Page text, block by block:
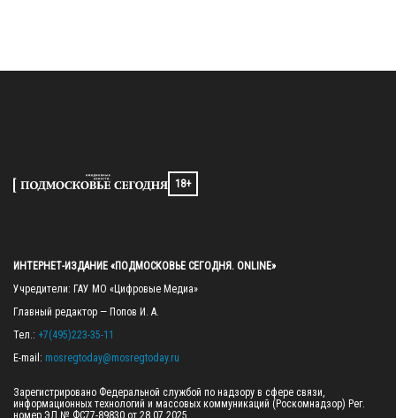
18+
ИНТЕРНЕТ-ИЗДАНИЕ «ПОДМОСКОВЬЕ СЕГОДНЯ. ONLINE»
Учредители: ГАУ МО «Цифровые Медиа»
Главный редактор — Попов И. А.
Тел.: +7(495)223-35-11
E-mail: mosregtoday@mosregtoday.ru
Зарегистрировано Федеральной службой по надзору в сфере связи,
информационных технологий и массовых коммуникаций (Роскомнадзор) Рег.
номер ЭЛ № ФС77-89830 от 28.07.2025